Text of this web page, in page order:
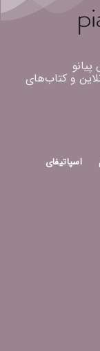
و کتاب‌های
اسپاتیفای